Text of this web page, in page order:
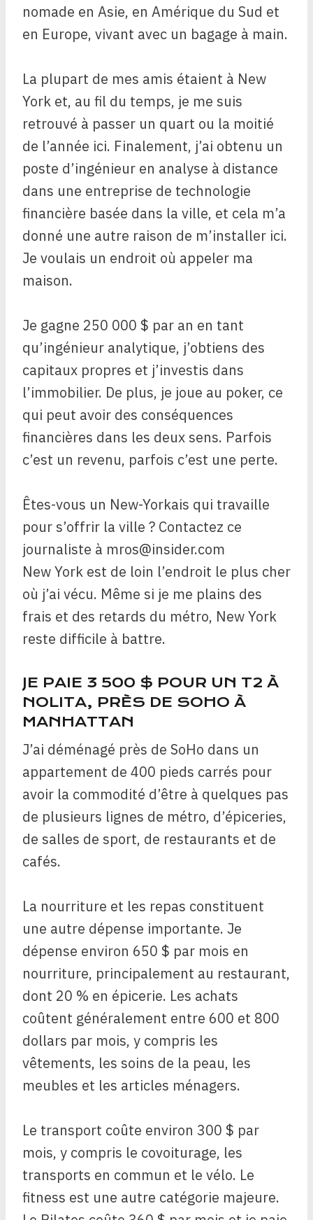
nomade en Asie, en Amérique du Sud et
en Europe, vivant avec un bagage à main.
La plupart de mes amis étaient à New
York et, au fil du temps, je me suis
retrouvé à passer un quart ou la moitié
de l’année ici. Finalement, j’ai obtenu un
poste d’ingénieur en analyse à distance
dans une entreprise de technologie
financière basée dans la ville, et cela m’a
donné une autre raison de m’installer ici.
Je voulais un endroit où appeler ma
maison.
Je gagne 250 000 $ par an en tant
qu’ingénieur analytique, j’obtiens des
capitaux propres et j’investis dans
l’immobilier. De plus, je joue au poker, ce
qui peut avoir des conséquences
financières dans les deux sens. Parfois
c’est un revenu, parfois c’est une perte.
Êtes-vous un New-Yorkais qui travaille
pour s’offrir la ville ? Contactez ce
journaliste à mros@insider.com
New York est de loin l’endroit le plus cher
où j’ai vécu. Même si je me plains des
frais et des retards du métro, New York
reste difficile à battre.
JE PAIE 3 500 $ POUR UN T2 À
NOLITA, PRÈS DE SOHO À
MANHATTAN
J’ai déménagé près de SoHo dans un
appartement de 400 pieds carrés pour
avoir la commodité d’être à quelques pas
de plusieurs lignes de métro, d’épiceries,
de salles de sport, de restaurants et de
cafés.
La nourriture et les repas constituent
une autre dépense importante. Je
dépense environ 650 $ par mois en
nourriture, principalement au restaurant,
dont 20 % en épicerie. Les achats
coûtent généralement entre 600 et 800
dollars par mois, y compris les
vêtements, les soins de la peau, les
meubles et les articles ménagers.
Le transport coûte environ 300 $ par
mois, y compris le covoiturage, les
transports en commun et le vélo. Le
fitness est une autre catégorie majeure.